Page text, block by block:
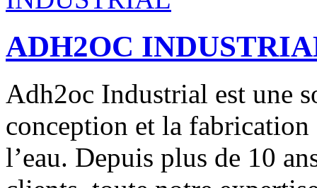
ADH2OC
Adh2oc Industrial est une
conception et la fabrication
l’eau. Depuis plus de 10